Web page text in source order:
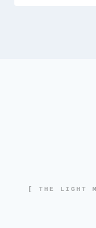
[ THE LIGHT